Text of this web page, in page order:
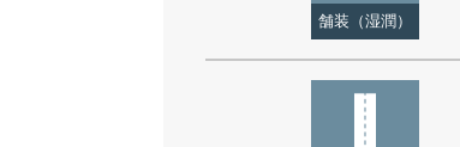
舗装（湿潤）